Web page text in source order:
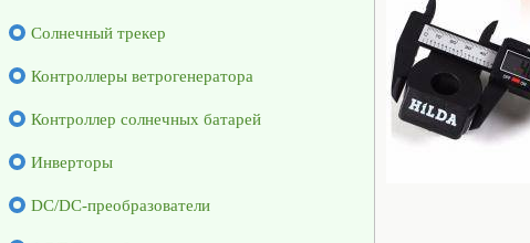
Солнечный трекер
Контроллеры ветрогенератора
Контроллер солнечных батарей
Инверторы
DC/DC-преобразователи